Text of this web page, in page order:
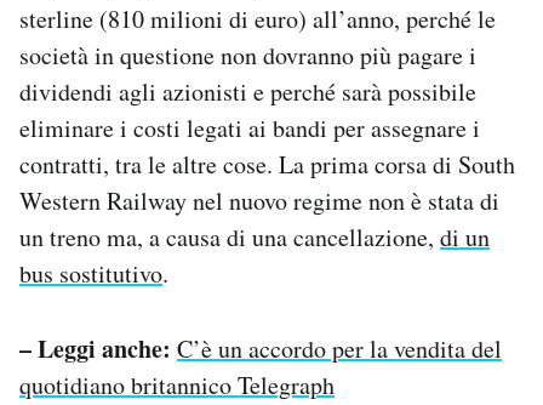
sterline (810 milioni di euro) all’anno, perché le
società in questione non dovranno più pagare i
dividendi agli azionisti e perché sarà possibile
eliminare i costi legati ai bandi per assegnare i
contratti, tra le altre cose. La prima corsa di South
Western Railway nel nuovo regime non è stata di
un treno ma, a causa di una cancellazione, di un
bus sostitutivo.
– Leggi anche: C’è un accordo per la vendita del
quotidiano britannico Telegraph